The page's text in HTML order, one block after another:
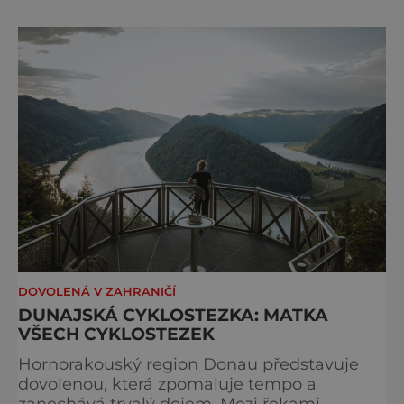
považován za jednu z nejkrásnějších
vysokohorských tras na světě. Přestože
samotná ferrata nepatří mezi techn
DOVOLENÁ V ZAHRANIČÍ
DUNAJSKÁ CYKLOSTEZKA: MATKA
VŠECH CYKLOSTEZEK
Hornorakouský region Donau představuje
dovolenou, která zpomaluje tempo a